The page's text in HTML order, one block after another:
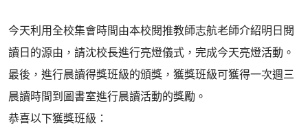
今天利用全校集會時間由本校閱推教師志航老師介紹明日閱
讀日的源由，請沈校長進行亮燈儀式，完成今天亮燈活動。
最後，進行晨讀得獎班級的頒獎，獲獎班級可獲得一次週三
晨讀時間到圖書室進行晨讀活動的獎勵。
恭喜以下獲獎班級：